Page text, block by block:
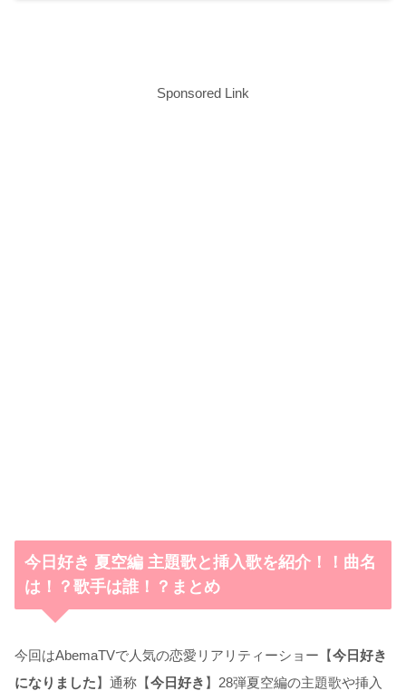
Sponsored Link
今日好き 夏空編 主題歌と挿入歌を紹介！！曲名
は！？歌手は誰！？まとめ
今回はAbemaTVで人気の恋愛リアリティーショー【今日好き
になりました】通称【今日好き 】28弾夏空編の主題歌や挿入